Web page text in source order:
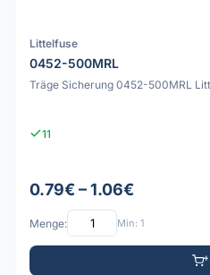
Littelfuse
0452-500MRL
Träge Sicherung 0452-500MRL
11
0.79€ – 1.06€
Menge: Min: 1